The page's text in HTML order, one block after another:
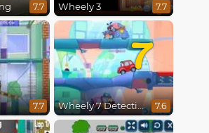
7.7 Wheely 3 7.7
7.7
7
Wheely 7 Detective 7.6